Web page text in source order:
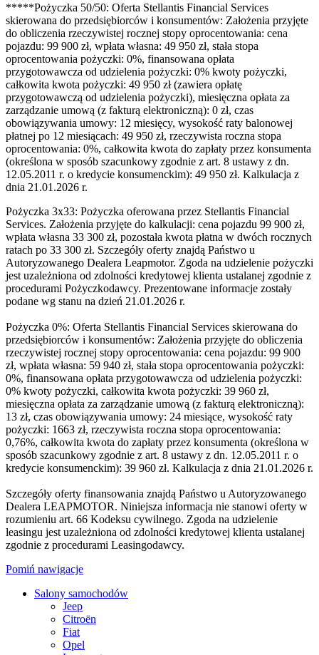
*****Pożyczka 50/50: Oferta Stellantis Financial Services
skierowana do przedsiębiorców i konsumentów: Założenia przyjęte
do obliczenia rzeczywistej rocznej stopy oprocentowania: cena
pojazdu: 99 900 zł, wpłata własna: 49 950 zł, stała stopa
oprocentowania pożyczki: 0%, finansowana opłata
przygotowawcza od udzielenia pożyczki: 0% kwoty pożyczki,
całkowita kwota pożyczki: 49 950 zł (zawiera opłatę
przygotowawczą od udzielenia pożyczki), miesięczna opłata za
zarządzanie umową (z fakturą elektroniczną): 0 zł, czas
obowiązywania umowy: 12 miesięcy, wysokość raty balonowej
płatnej po 12 miesiącach: 49 950 zł, rzeczywista roczna stopa
oprocentowania: 0%, całkowita kwota do zapłaty przez konsumenta
(określona w sposób szacunkowy zgodnie z art. 8 ustawy z dn.
12.05.2011 r. o kredycie konsumenckim): 49 950 zł. Kalkulacja z
dnia 21.01.2026 r.
Pożyczka 3x33: Pożyczka oferowana przez Stellantis Financial
Services. Założenia przyjęte do kalkulacji: cena pojazdu 99 900 zł,
wpłata własna 33 300 zł, pozostała kwota płatna w dwóch rocznych
ratach po 33 300 zł. Szczegóły oferty znajdą Państwo u
Autoryzowanego Dealera Leapmotor. Zgoda na udzielenie pożyczki
jest uzależniona od zdolności kredytowej klienta ustalanej zgodnie z
procedurami Pożyczkodawcy. Prezentowane informacje zostały
podane wg stanu na dzień 21.01.2026 r.
Pożyczka 0%: Oferta Stellantis Financial Services skierowana do
przedsiębiorców i konsumentów: Założenia przyjęte do obliczenia
rzeczywistej rocznej stopy oprocentowania: cena pojazdu: 99 900
zł, wpłata własna: 59 940 zł, stała stopa oprocentowania pożyczki:
0%, finansowana opłata przygotowawcza od udzielenia pożyczki:
0% kwoty pożyczki, całkowita kwota pożyczki: 39 960 zł,
miesięczna opłata za zarządzanie umową (z fakturą elektroniczną):
13 zł, czas obowiązywania umowy: 24 miesiące, wysokość raty
pożyczki: 1663 zł, rzeczywista roczna stopa oprocentowania:
0,76%, całkowita kwota do zapłaty przez konsumenta (określona w
sposób szacunkowy zgodnie z art. 8 ustawy z dn. 12.05.2011 r. o
kredycie konsumenckim): 39 960 zł. Kalkulacja z dnia 21.01.2026 r.
Szczegóły oferty finansowania znajdą Państwo u Autoryzowanego
Dealera LEAPMOTOR. Niniejsza informacja nie stanowi oferty w
rozumieniu art. 66 Kodeksu cywilnego. Zgoda na udzielenie
leasingu jest uzależniona od zdolności kredytowej klienta ustalanej
zgodnie z procedurami Leasingodawcy.
Pomiń nawigacje
Salony samochodów
Jeep
Citroën
Fiat
Opel